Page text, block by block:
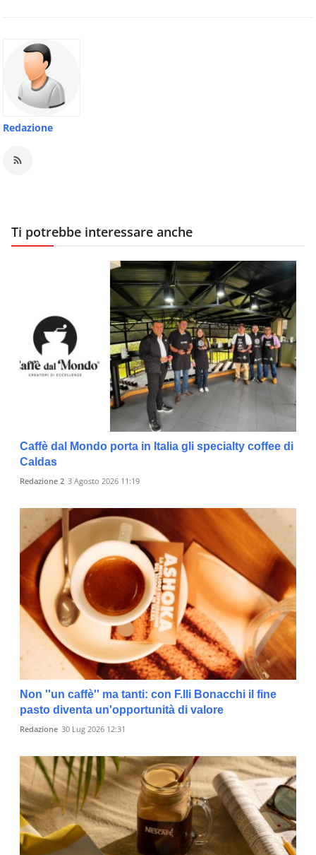
Redazione
Ti potrebbe interessare anche
Caffè dal Mondo porta in Italia gli specialty coffee di
Caldas
Redazione 2 3 Agosto 2026 11:19
Non ''un caffè'' ma tanti: con F.lli Bonacchi il fine
pasto diventa un'opportunità di valore
Redazione 30 Lug 2026 12:31